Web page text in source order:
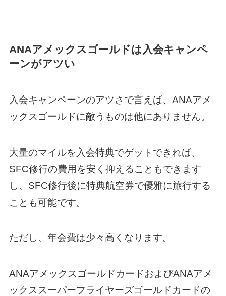
ANAアメックスゴールドは入会キャンペ
ーンがアツい
入会キャンペーンのアツさで言えば、ANAアメ
ックスゴールドに敵うものは他にありません。
大量のマイルを入会特典でゲットできれば、
SFC修行の費用を安く抑えることもできます
し、SFC修行後に特典航空券で優雅に旅行する
ことも可能です。
ただし、年会費は少々高くなります。
ANAアメックスゴールドカードおよびANAアメ
ックススーパーフライヤーズゴールドカードの